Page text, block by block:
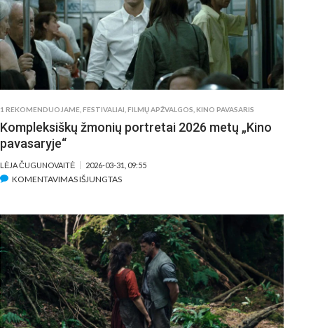
„KURČIOS“
REŽISIERE
IR
„MYLĖK
MANE
ŠVELNIAI“
1 REKOMENDUOJAME ,FESTIVALIAI ,FILMŲ APŽVALGOS ,KINO PAVASARIS
Kompleksiškų žmonių portretai 2026 metų „Kino
pavasaryje“
LĖJA ČUGUNOVAITĖ 2026-03-31, 09:55
KOMENTAVIMAS IŠJUNGTASĮRAŠE
PORTRETAI
2026
METŲ
„KINO
PAVASARYJE“